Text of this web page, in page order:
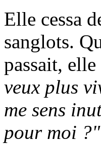
Elle cessa
sanglots.
passait,
veux plus
me sens
pour moi ?"